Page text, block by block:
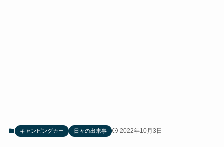
キャンピングカー 日々の出来事 2022年10月3日